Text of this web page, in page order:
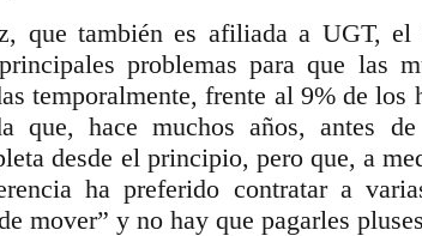
que también es afiliada a UGT,
problemas para que las
temporalmente, frente al 9% de
que, hace muchos años, antes
desde el principio, pero que, a
ha preferido contratar a
mover” y no hay que pagarles